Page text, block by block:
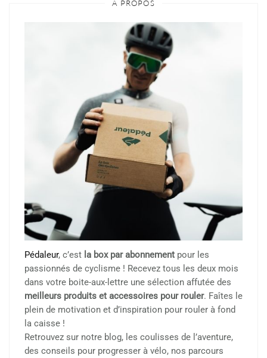
À PROPOS
Pédaleur, c’est la box par abonnement pour les
passionnés de cyclisme ! Recevez tous les deux mois
dans votre boite-aux-lettre une sélection affutée des
meilleurs produits et accessoires pour rouler. Faîtes le
plein de motivation et d’inspiration pour rouler à fond
la caisse !
Retrouvez sur notre blog, les coulisses de l’aventure,
des conseils pour progresser à vélo, nos parcours